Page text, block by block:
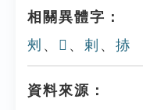
相關異體字：
㓨 、 𣐁 、 剌 、 捇
資料來源：